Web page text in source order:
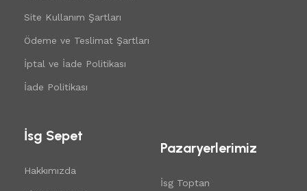
Site Kullanım Şartları
Ödeme ve Teslimat Şartları
İptal ve İade Politikası
İade Politikası
İsg Sepet
Hakkımızda
Pazaryerlerimiz
İsg Toptan